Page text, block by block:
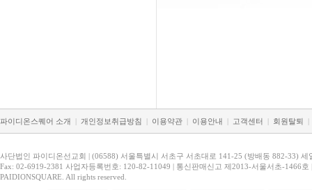
파이디온스퀘어 소개 | 개인정보취급방침 | 이용약관 | 이용안내 | 고객센터 | 회원탈퇴 |
사단법인 파이디온선교회 | (06588) 서울특별시 서초구 서초대로 141-25 (방배동 882-33) 세
Fax: 02-6919-2381 사업자등록번호: 120-82-11049 | 통신판매신고 제2013-서울서초-1466호
PAIDIONSQUARE. All rights reserved.